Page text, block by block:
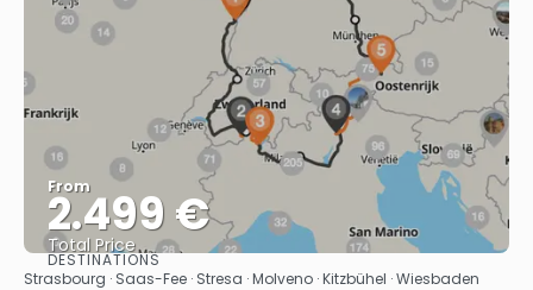
From
2.499 €
Total Price
See
DESTINATIONS
Strasbourg · Saas-Fee · Stresa · Molveno · Kitzbühel · Wiesbaden